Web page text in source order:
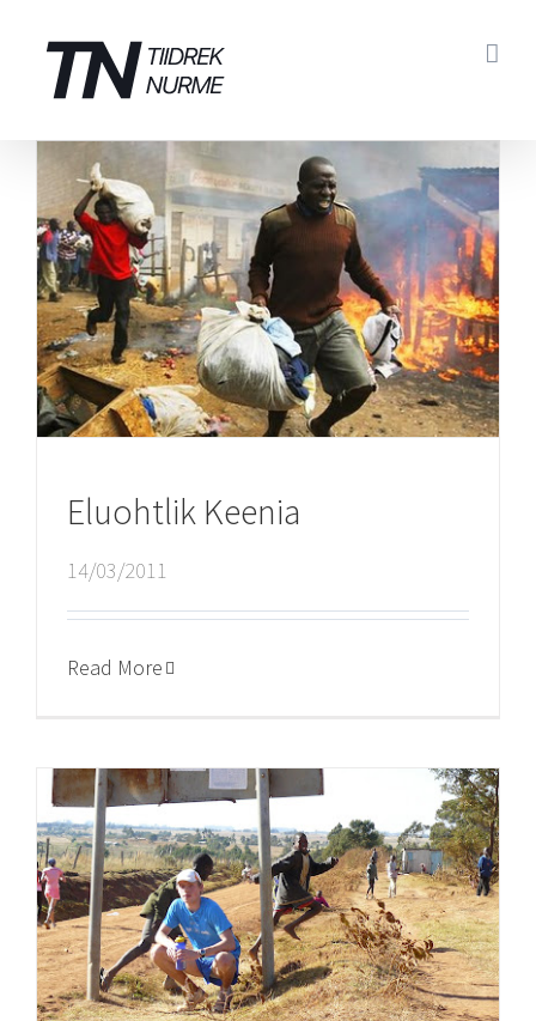
content
Eluohtlik Keenia
14/03/2011
Read More